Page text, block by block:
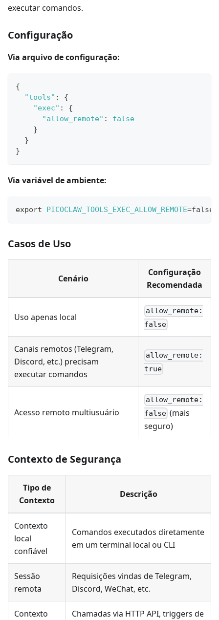
executar comandos.
Configuração
Via arquivo de configuração:
{
"tools" :
{
"exec" :
{
"allow_remote" :
false
}
}
}
Via variável de ambiente:
export PICOCLAW_TOOLS_EXEC_ALLOW_REMOTE=false
Casos de Uso
Cenário
Configuração
Recomendada
Uso apenas local
allow_remote:
false
Canais remotos (Telegram,
Discord, etc.) precisam
executar comandos
allow_remote:
true
Acesso remoto multiusuário
allow_remote:
false (mais
seguro)
Contexto de Segurança
Tipo de
Contexto
Descrição
Contexto
local
confiável
Comandos executados diretamente
em um terminal local ou CLI
Sessão
remota
Requisições vindas de Telegram,
Discord, WeChat, etc.
Contexto
Chamadas via HTTP API, triggers de